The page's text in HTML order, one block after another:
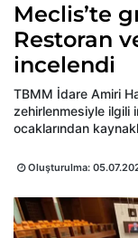
Meclis’te
Restoran
incelendi
TBMM İdare Amiri
zehirlenmesiyle ilgili
ocaklarından
Oluşturulma: